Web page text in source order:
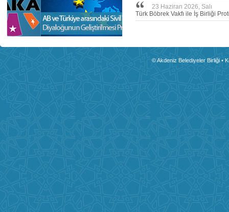
23 Haziran 2026, Salı
Türk Böbrek Vakfı ile İş Birliği
© Akdeniz Belediyeler Birliği •